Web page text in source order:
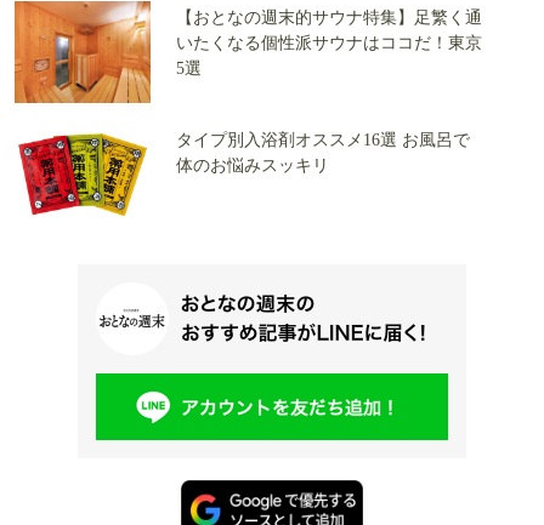
【おとなの週末的サウナ特集】足繁く通
いたくなる個性派サウナはココだ！東京
5選
タイプ別入浴剤オススメ16選 お風呂で
体のお悩みスッキリ